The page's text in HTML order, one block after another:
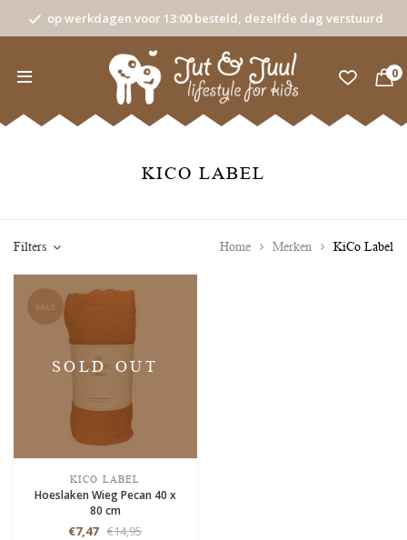
op werkdagen voor 13:00 besteld, dezelfde dag verstuurd
0
KICO LABEL
Filters Home Merken KiCo Label
SALE
SOLD OUT
KICO LABEL
Hoeslaken Wieg Pecan 40 x
80 cm
€7,47 €14,95